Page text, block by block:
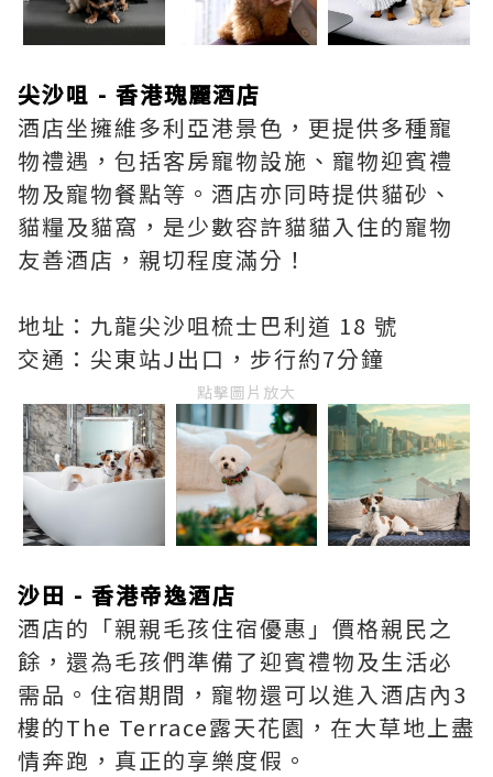
尖沙咀 - 香港瑰麗酒店
酒店坐擁維多利亞港景色，更提供多種寵
物禮遇，包括客房寵物設施、寵物迎賓禮
物及寵物餐點等。酒店亦同時提供貓砂、
貓糧及貓窩，是少數容許貓貓入住的寵物
友善酒店，親切程度滿分！
地址：九龍尖沙咀梳士巴利道 18 號
交通：尖東站J出口，步行約7分鐘
點擊圖片放大
沙田 - 香港帝逸酒店
酒店的「親親毛孩住宿優惠」價格親民之
餘，還為毛孩們準備了迎賓禮物及生活必
需品。住宿期間，寵物還可以進入酒店內3
樓的The Terrace露天花園，在大草地上盡
情奔跑，真正的享樂度假。